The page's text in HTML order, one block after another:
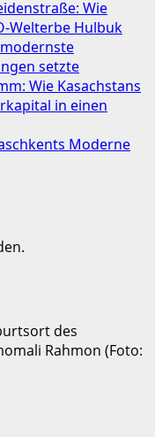
Wie
Welterbe Hulbuk
setzte
Wie Kasachstans
in einen
Moderne